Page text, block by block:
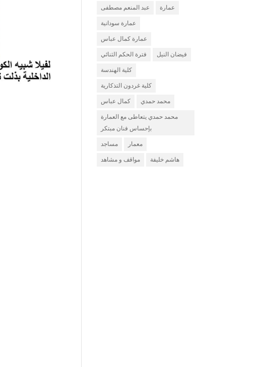
عبد المنعم مصطفى عمارة
عمارة سودانية
عمارة كمال عباس
فترة الحكم الثنائي فيضان النيل
كلية الهندسة
كلية غردون التذكارية
كمال عباس محمد حمدي
محمد حمدي يتعاطى مع العمارة
بإحساس فنان مبتكر
مساجد معمار
مواقف و مشاهد هاشم خليفة